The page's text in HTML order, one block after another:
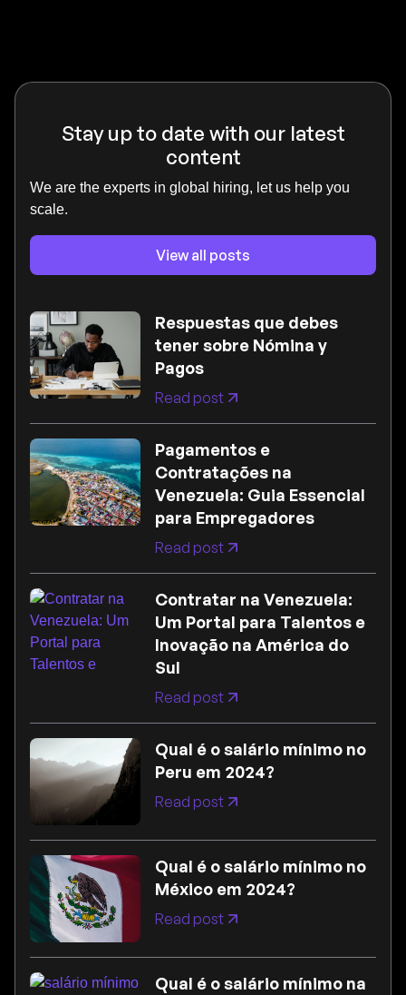
Stay up to date with our latest
content
We are the experts in global hiring, let us help you
scale.
View all posts
Respuestas que debes
tener sobre Nómina y
Pagos
Read post
Pagamentos e
Contratações na
Venezuela: Guia Essencial
para Empregadores
Read post
Contratar na Venezuela:
Um Portal para Talentos e
Inovação na América do
Sul
Read post
Qual é o salário mínimo no
Peru em 2024?
Read post
Qual é o salário mínimo no
México em 2024?
Read post
Qual é o salário mínimo na